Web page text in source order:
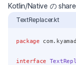
Kotlin/Native の
TextReplacer.kt
package
interface